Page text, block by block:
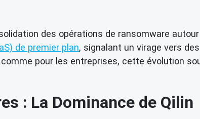
des opérations de ransomware
de premier plan, signalant un virage vers
pour les entreprises, cette évolution
: La Dominance de Qilin